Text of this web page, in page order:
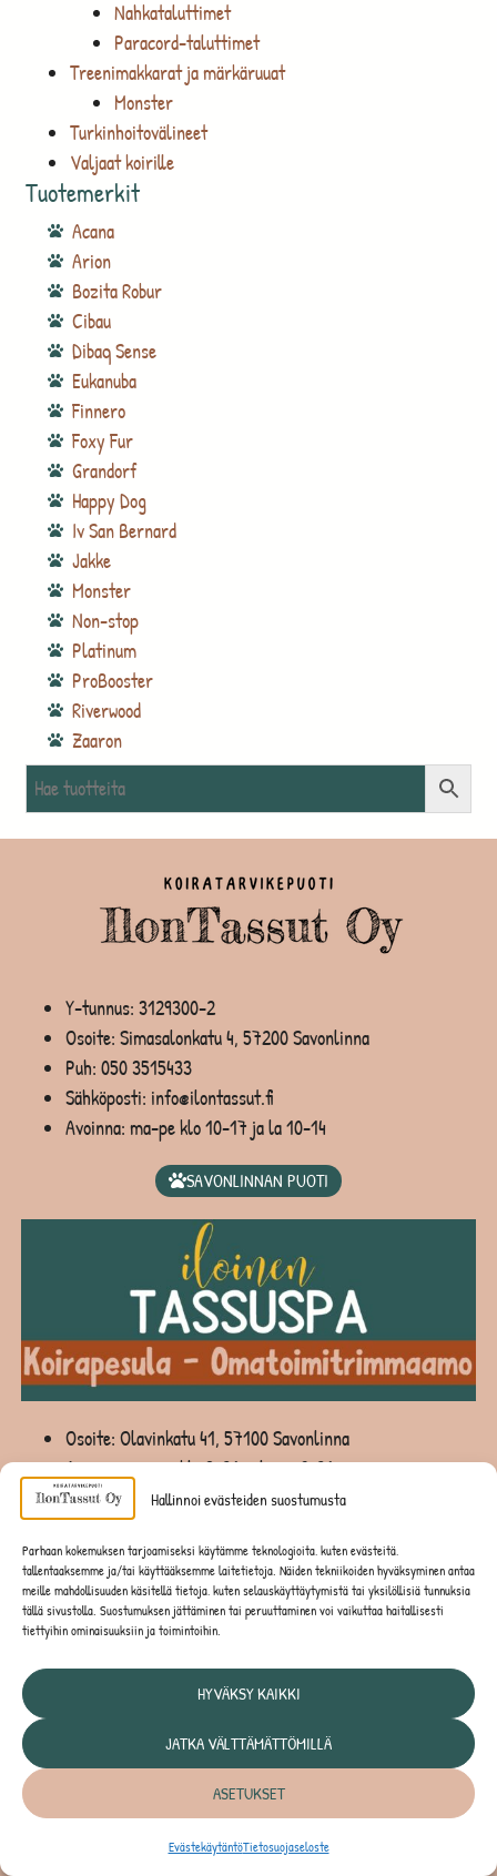
Hallinnoi evästeiden suostumusta
Parhaan kokemuksen tarjoamiseksi käytämme teknologioita, kuten evästeitä,
tallentaaksemme ja/tai käyttääksemme laitetietoja. Näiden tekniikoiden hyväksyminen antaa
meille mahdollisuuden käsitellä tietoja, kuten selauskäyttäytymistä tai yksilöllisiä tunnuksia
tällä sivustolla. Suostumuksen jättäminen tai peruuttaminen voi vaikuttaa haitallisesti
tiettyihin ominaisuuksiin ja toimintoihin.
HYVÄKSY KAIKKI
JATKA VÄLTTÄMÄTTÖMILLÄ
ASETUKSET
EvästekäytäntöTietosuojaseloste
Nahkataluttimet
Paracord-taluttimet
Treenimakkarat ja märkäruuat
Monster
Turkinhoitovälineet
Valjaat koirille
Tuotemerkit
Acana
Arion
Bozita Robur
Cibau
Dibaq Sense
Eukanuba
Finnero
Foxy Fur
Grandorf
Happy Dog
Iv San Bernard
Jakke
Monster
Non-stop
Platinum
ProBooster
Riverwood
Zaaron
Y-tunnus: 3129300-2
Osoite: Simasalonkatu 4, 57200 Savonlinna
Puh: 050 3515433
Sähköposti: info@ilontassut.fi
Avoinna: ma-pe klo 10-17 ja la 10-14
SAVONLINNAN PUOTI
Osoite: Olavinkatu 41, 57100 Savonlinna
Avoinna: ma-pe klo 8-21 ja la-su 9-21
TUOTEVALIKOIMA
Hoitotarvikkeet
Juoksuhousut ja urosvyöt koirille
Kesätuotteet
Kissan ruuat ja tarvikkeet
Nuolumatot